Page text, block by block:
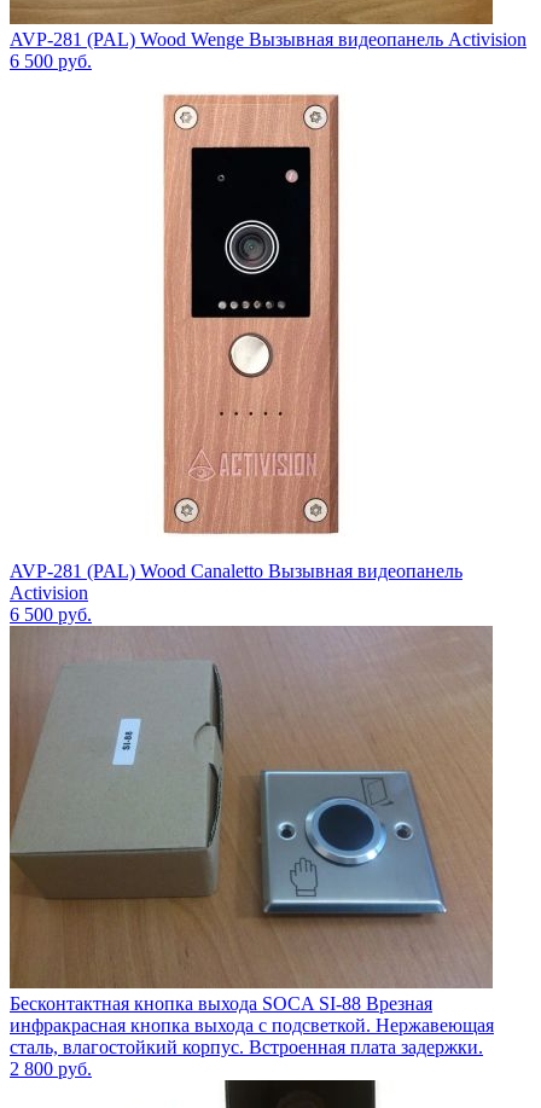
AVP-281 (PAL) Wood Wenge Вызывная видеопанель Activision
6 500 руб.
AVP-281 (PAL) Wood Canaletto Вызывная видеопанель
Activision
6 500 руб.
Бесконтактная кнопка выхода SOCA SI-88 Врезная
инфракрасная кнопка выхода с подсветкой. Нержавеющая
сталь, влагостойкий корпус. Встроенная плата задержки.
2 800 руб.